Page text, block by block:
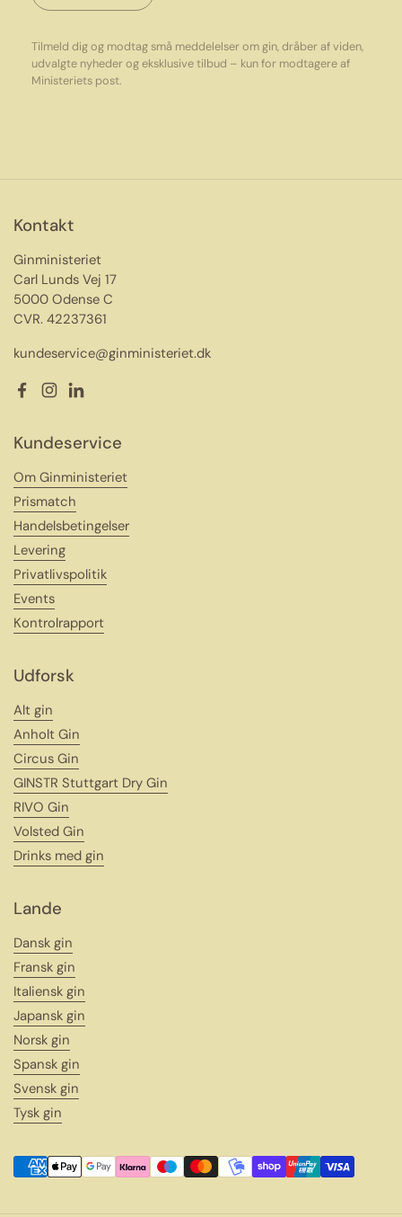
Tilmeld dig og modtag små meddelelser om gin, dråber af viden,
udvalgte nyheder og eksklusive tilbud – kun for modtagere af
Ministeriets post.
Kontakt
Ginministeriet
Carl Lunds Vej 17
5000 Odense C
CVR. 42237361
kundeservice@ginministeriet.dk
Facebook
Instagram
LinkedIn
Kundeservice
Om Ginministeriet
Prismatch
Handelsbetingelser
Levering
Privatlivspolitik
Events
Kontrolrapport
Udforsk
Alt gin
Anholt Gin
Circus Gin
GINSTR Stuttgart Dry Gin
RIVO Gin
Volsted Gin
Drinks med gin
Lande
Dansk gin
Fransk gin
Italiensk gin
Japansk gin
Norsk gin
Spansk gin
Svensk gin
Tysk gin